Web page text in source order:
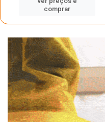
comprar